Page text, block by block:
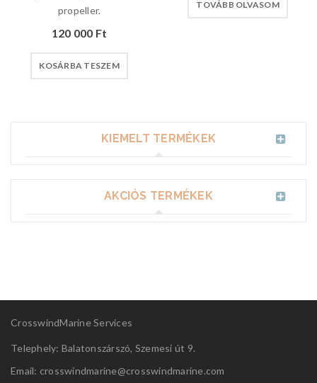
propeller.
120 000 Ft
KOSÁRBA TESZEM
TOVÁBB OLVASOM
KIEMELT TERMÉKEK
AKCIÓS TERMÉKEK
CrosswindMarine Services
Telephely: Balatonszárszó, Szemesi út 9.
Email: crosswindmarine@crosswindmarine.com